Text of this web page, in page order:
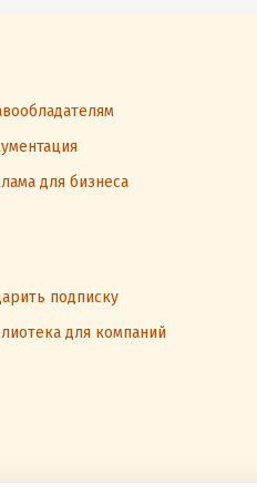
для бизнеса
подписку
для компаний